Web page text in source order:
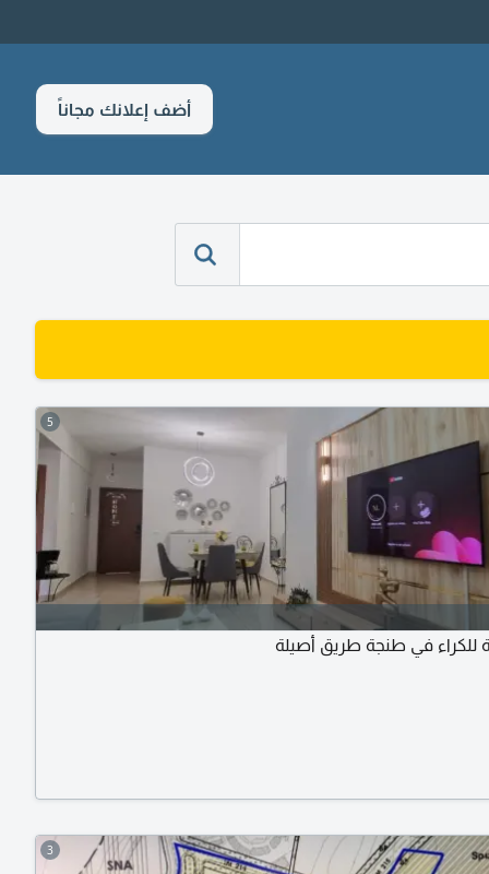
أضف إعلانك مجاناً
5
للكراء في طنجة طريق أصيلة
3